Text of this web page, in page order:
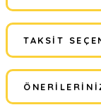
TAKSIT